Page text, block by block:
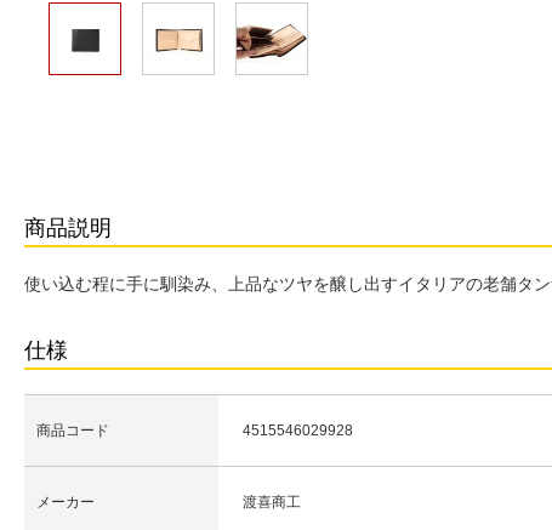
商品説明
使い込む程に手に馴染み、上品なツヤを醸し出すイタリアの老舗タ
仕様
商品コード 4515546029928
メーカー 渡喜商工